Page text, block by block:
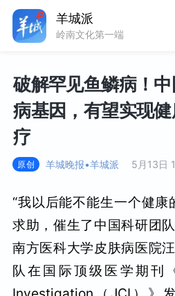
破解罕见鱼鳞病！
病基因，有望实现
疗
原创 羊城晚报•羊城派 5月13日
“我以后能不能生一个健康
求助，催生了中国科研团
南方医科大学皮肤病医院
队在国际顶级医学期刊
羊城派
岭南文化第一端